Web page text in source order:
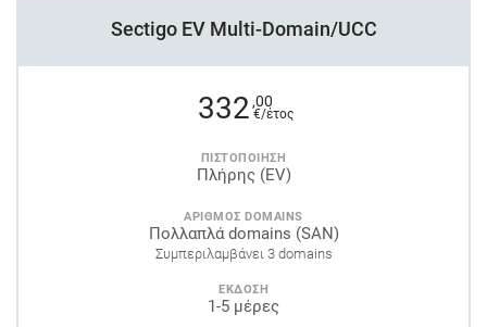
Sectigo EV Multi-Domain/UCC
332,00
€/έτος
ΠΙΣΤΟΠΟΙΗΣΗ
Πλήρης (EV)
ΑΡΙΘΜΟΣ DOMAINS
Πολλαπλά domains (SAN)
Συμπεριλαμβάνει 3 domains
ΕΚΔΟΣΗ
1-5 μέρες